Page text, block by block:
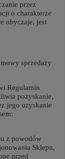
przez
o charakterze
obyczaje, jest
sprzedaży
Regulamin
pozyskanie,
jego uzyskanie
z powodów
Sklepu,
przed